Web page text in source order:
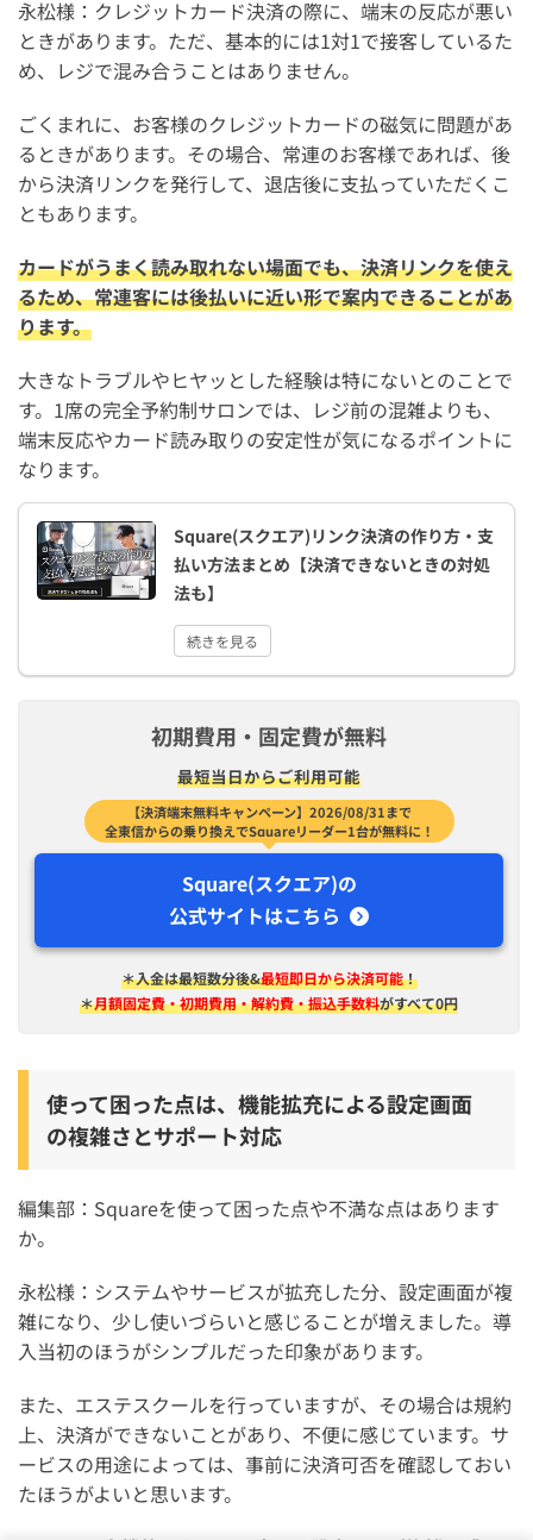
永松様：クレジットカード決済の際に、端末の反応が悪い
ときがあります。ただ、基本的には1対1で接客しているた
め、レジで混み合うことはありません。
ごくまれに、お客様のクレジットカードの磁気に問題があ
るときがあります。その場合、常連のお客様であれば、後
から決済リンクを発行して、退店後に支払っていただくこ
ともあります。
カードがうまく読み取れない場面でも、決済リンクを使え
るため、常連客には後払いに近い形で案内できることがあ
ります。
大きなトラブルやヒヤッとした経験は特にないとのことで
す。1席の完全予約制サロンでは、レジ前の混雑よりも、
端末反応やカード読み取りの安定性が気になるポイントに
なります。
Square(スクエア)リンク決済の作り方・支
払い方法まとめ【決済できないときの対処
法も】
続きを見る
初期費用・固定費が無料
最短​当日から​ご利用可能
【決済端末無料キャンペーン】2026/08/31まで
全東信からの乗り換えでSquareリーダー1台が無料に！
Square(スクエア)の
公式サイトはこちら
＊入金は​最短​数分後&最短即日から決済可能！
＊月額固定費・初期費用・解約費・振込手数料がすべて0円
使って困った点は、機能拡充による設定画面
の複雑さとサポート対応
編集部：Squareを使って困った点や不満な点はあります
か。
永松様：システムやサービスが拡充した分、設定画面が複
雑になり、少し使いづらいと感じることが増えました。導
入当初のほうがシンプルだった印象があります。
また、エステスクールを行っていますが、その場合は規約
上、決済ができないことがあり、不便に感じています。サ
ービスの用途によっては、事前に決済可否を確認しておい
たほうがよいと思います。